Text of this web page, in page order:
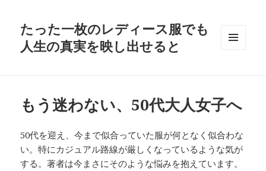
たった一枚のレディース服でも
人生の真実を映し出せると
もう迷わない、50代大人女子へ
50代を迎え、今まで似合っていた服が何となく似合わな
い。特にカジュアル路線が厳しくなっているような気が
する。著者は今まさにそのような悩みを抱えています。